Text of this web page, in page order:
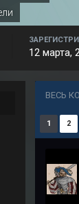
12 марта,
ВЕСЬ
1 2